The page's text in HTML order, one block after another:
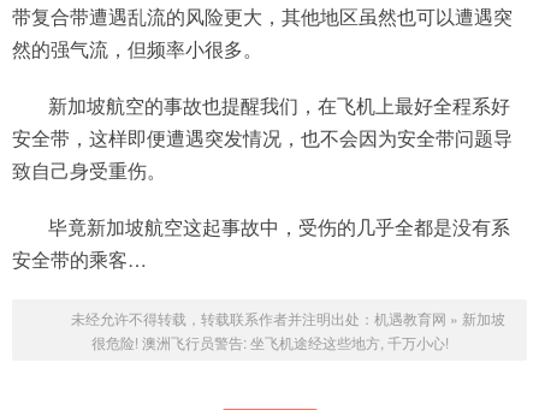
带复合带遭遇乱流的风险更大，其他地区虽然也可以遭遇突
然的强气流，但频率小很多。
新加坡航空的事故也提醒我们，在飞机上最好全程系好
安全带，这样即便遭遇突发情况，也不会因为安全带问题导
致自己身受重伤。
毕竟新加坡航空这起事故中，受伤的几乎全都是没有系
安全带的乘客…
未经允许不得转载，转载联系作者并注明出处： 机遇教育网 » 新加坡
很危险! 澳洲飞行员警告: 坐飞机途经这些地方, 千万小心!